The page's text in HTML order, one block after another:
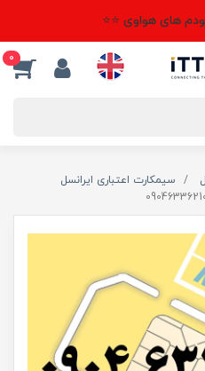
های هواوی ⭐⭐
0
سیمکارت اعتباری ایرانسل